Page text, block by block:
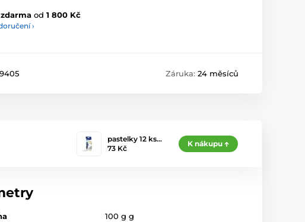
od 1 800 Kč
›
Záruka: 24 měsíců
pastelky 12 ks…
73 Kč
K nákupu
100 g g